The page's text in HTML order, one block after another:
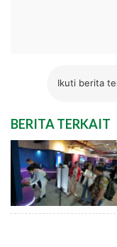
Ikuti berita
BERITA TERKAIT